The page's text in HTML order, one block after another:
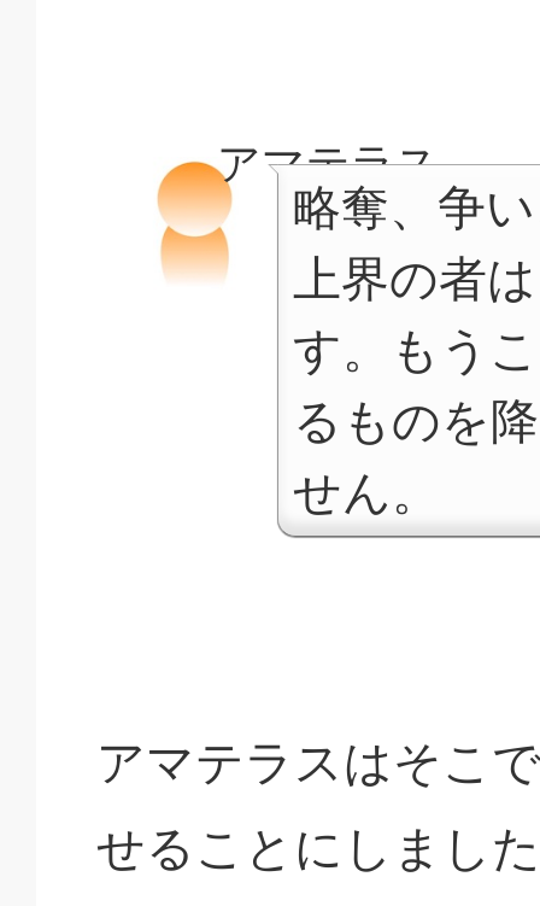
アマテラス
略奪、争
上界の者
す。もう
るものを
せん。
アマテラスはそこ
せることにしまし